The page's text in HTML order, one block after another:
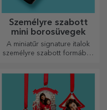
Személyre szabott
mini borosüvegek
A miniatűr signature italok
személyre szabott formában